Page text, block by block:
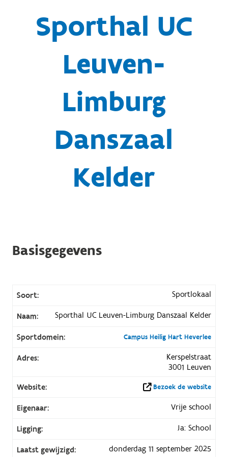
Sporthal UC
Leuven-
Limburg
Danszaal
Kelder
Basisgegevens
Soort: Sportlokaal
Naam: Sporthal UC Leuven-Limburg Danszaal Kelder
Sportdomein: Campus Heilig Hart Heverlee
Adres:
Kerspelstraat
3001 Leuven
Website:
Bezoek de website
Eigenaar: Vrije school
Ligging: Ja: School
Laatst gewijzigd: donderdag 11 september 2025